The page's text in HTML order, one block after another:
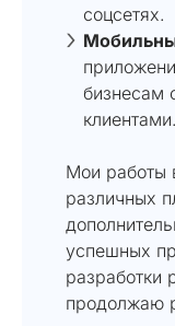
соцсетях.
бизнесам
клиентами.
Мои работы
различных
успешных
разработки
продолжаю